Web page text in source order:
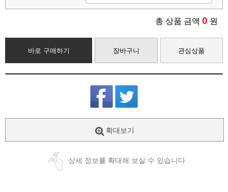
총 상품 금액 0 원
바로 구매하기 장바구니 관심상품
확대보기
상세 정보를 확대해 보실 수 있습니다